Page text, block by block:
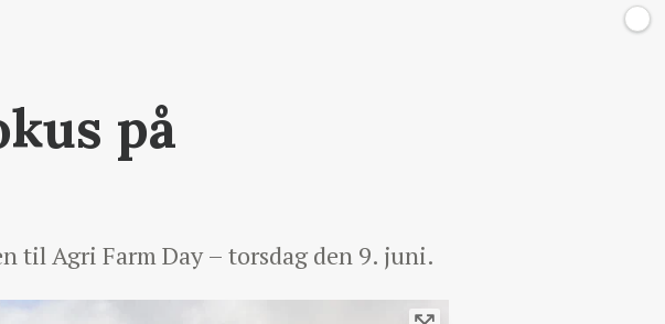
på
til Agri Farm Day – torsdag den 9. juni.